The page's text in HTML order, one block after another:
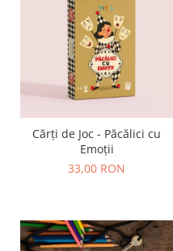
Cărți de Joc - Păcălici cu
Emoții
33,00 RON